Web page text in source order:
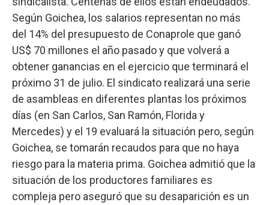
Según Goichea, los salarios representan no más
del 14% del presupuesto de Conaprole que ganó
US$ 70 millones el año pasado y que volverá a
obtener ganancias en el ejercicio que terminará el
próximo 31 de julio. El sindicato realizará una serie
de asambleas en diferentes plantas los próximos
días (en San Carlos, San Ramón, Florida y
Mercedes) y el 19 evaluará la situación pero, según
Goichea, se tomarán recaudos para que no haya
riesgo para la materia prima. Goichea admitió que la
situación de los productores familiares es
compleja pero aseguró que su desaparición es un